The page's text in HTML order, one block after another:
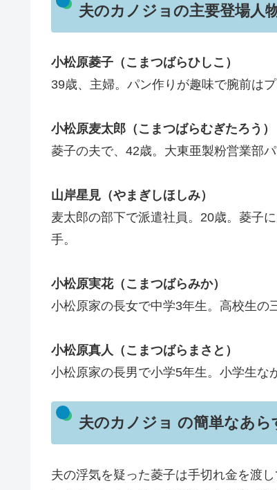
夫のカノジョの主要登場人
小松原菱子（こまつばらひしこ）
39歳、主婦。パン作りが趣味で腕前は
小松原麦太郎（こまつばらむぎたろう）
菱子の夫で、42歳。大東亜製粉営業部パ
山岸星見（やまぎしほしみ）
麦太郎の部下で派遣社員。20歳。菱子
手。
小松原実花（こまつばらみか）
小松原家の長女で中学3年生。高校生の
小松原真人（こまつばらまさと）
小松原家の長男で小学5年生。小学生な
夫のカノジョ の簡単なあら
夫の浮気を疑った菱子は手切れ金を渡